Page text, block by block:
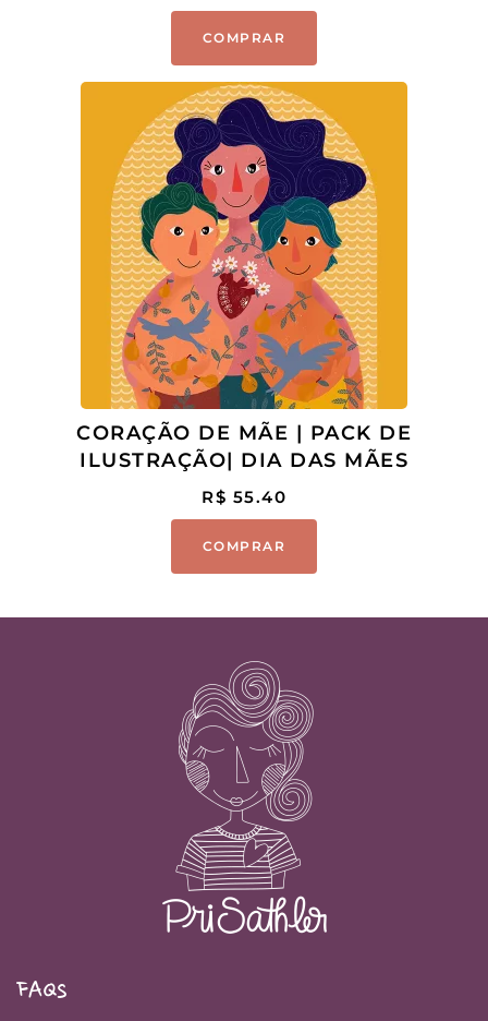
COMPRAR
CORAÇÃO DE MÃE | PACK DE
ILUSTRAÇÃO| DIA DAS MÃES
R$ 55.40
COMPRAR
FAQs